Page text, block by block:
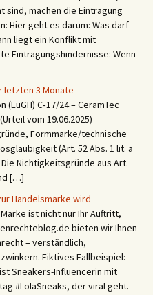
sind, machen die Eintragung
Hier geht es darum: Was darf
liegt ein Konflikt mit
Eintragungshindernisse: Wenn
letzten 3 Monate
C‑17/24 – CeramTec
vom 19.06.2025)
Formmarke/technische
(Art. 52 Abs. 1 lit. a
Nichtigkeitsgründe aus Art.
[…]
Handelsmarke wird
ist nicht nur Ihr Auftritt,
bieten wir Ihnen
– verständlich,
Fiktives Fallbeispiel:
Sneakers-Influencerin mit
#LolaSneaks, der viral geht.